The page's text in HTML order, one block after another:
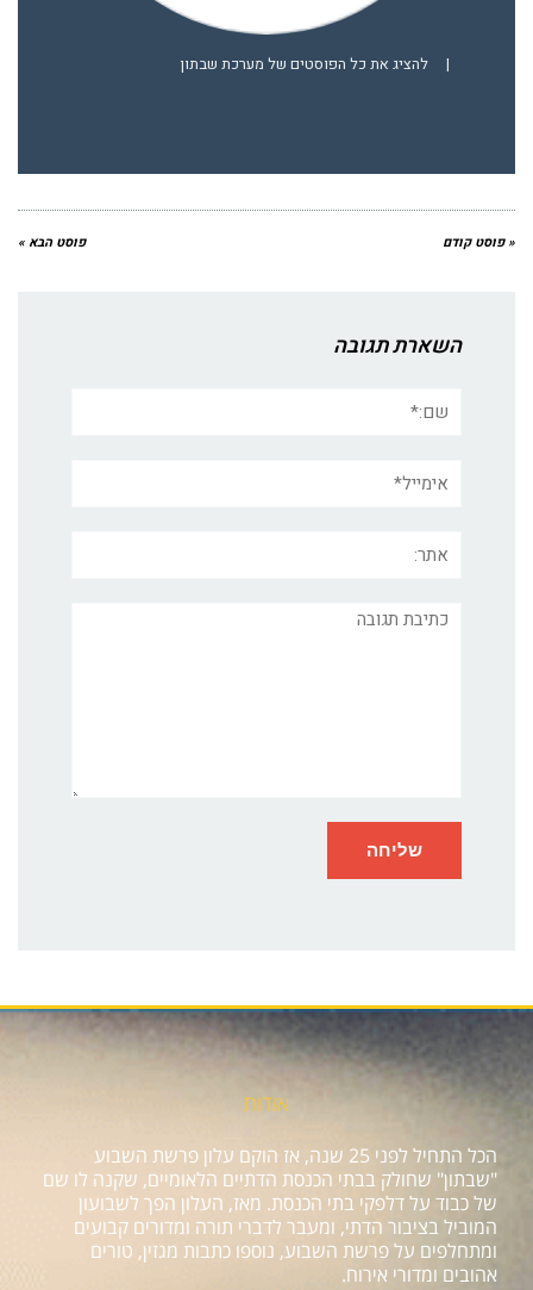
| להציג את כל הפוסטים של מערכת שבתון
« פוסט קודם פוסט הבא »
השארת תגובה
תגובה
אודות
הכל התחיל לפני 25 שנה, אז הוקם עלון פרשת השבוע
"שבתון" שחולק בבתי הכנסת הדתיים הלאומיים, שקנה לו שם
של כבוד על דלפקי בתי הכנסת. מאז, העלון הפך לשבועון
המוביל בציבור הדתי, ומעבר לדברי תורה ומדורים קבועים
ומתחלפים על פרשת השבוע, נוספו כתבות מגזין, טורים
אהובים ומדורי אירוח.